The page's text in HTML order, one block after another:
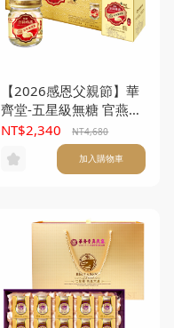
【2026感恩父親節】華
齊堂-五星級無糖 官燕盞
(75g*6入) 任選 買一送
一 (本產品不另附提袋)
NT$2,340 NT4,680
加入購物車